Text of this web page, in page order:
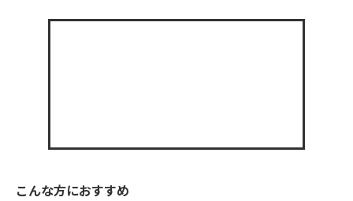
こんな方におすすめ